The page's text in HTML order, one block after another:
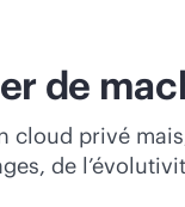
de
cloud privé
de